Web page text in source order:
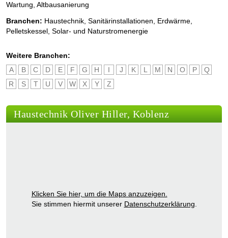
Wartung, Altbausanierung
Branchen: Haustechnik Sanitärinstallationen Erdwärme
Pelletskessel Solar- und Naturstromenergie
Weitere Branchen:
A
B C D E F G H I J K L M N O P
Q
R
S T U V W X Y Z
Haustechnik Oliver Hiller, Koblenz
Klicken Sie hier, um die Maps anzuzeigen.
Sie stimmen hiermit unserer Datenschutzerklärung